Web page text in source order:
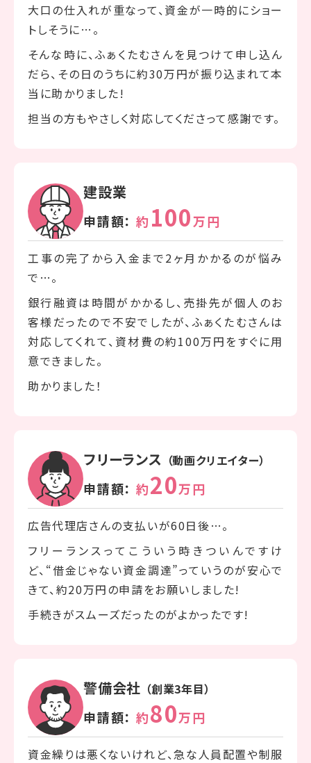
大口の仕入れが重なって、資金が一時的にショー
トしそうに…。
そんな時に、ふぁくたむさんを見つけて申し込ん
だら、その日のうちに約30万円が振り込まれて本
当に助かりました!
担当の方もやさしく対応してくださって感謝です。
建設業
申請額： 約 100万円
工事の完了から入金まで2ヶ月かかるのが悩み
で…。
銀行融資は時間がかかるし、売掛先が個人のお
客様だったので不安でしたが、ふぁくたむさんは
対応してくれて、資材費の約100万円をすぐに用
意できました。
助かりました！
フリーランス （動画クリエイター）
申請額： 約20万円
広告代理店さんの支払いが60日後…。
フリーランスってこういう時きついんですけ
ど、“借金じゃない資金調達”っていうのが安心で
きて、約20万円の申請をお願いしました!
手続きがスムーズだったのがよかったです!
警備会社 （創業3年目）
申請額： 約80万円
資金繰りは悪くないけれど、急な人員配置や制服